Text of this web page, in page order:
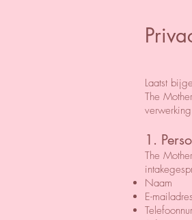
Laatst
The
1.
The
Naam
E-mailadres